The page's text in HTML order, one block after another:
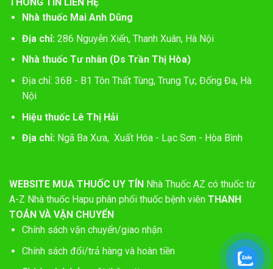
Nhà thuốc Mai Anh Dũng
Địa chỉ:286 Nguyễn Xiển, Thanh Xuân, Hà Nội
Nhà thuốc Tư nhân (Ds Trần Thị Hòa)
Địa chỉ: 36B - B1 Tôn Thất Tùng, Trung Tự, Đống Đa, Hà
Nội
Hiệu thuốc Lê Thị Hải
Địa chỉ: Ngã Ba Xưa, Xuất Hóa - Lạc Sơn - Hòa Bình
WEBSITE MUA THUỐC UY TÍN Nhà Thuốc AZ có thuốc từ
A-Z Nhà thuốc Hapu phân phối thuốc bệnh viên THANH
TOÁN VÀ VẬN CHUYỂN
Chính sách vận chuyển/giao nhận
Chính sách đổi/trả hàng và hoàn tiền